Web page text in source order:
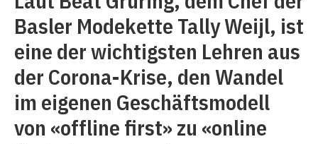
Basler Modekette Tally Weijl, ist
eine der wichtigsten Lehren aus
der Corona-Krise, den Wandel
im eigenen Geschäftsmodell
von «offline first» zu «online